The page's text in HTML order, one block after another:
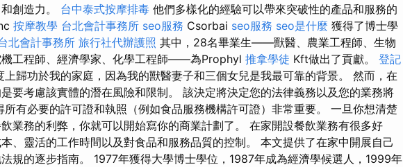
創造力。 台中泰式按摩排毒 他們多樣化的經驗可以帶來突破性的產品和服務的
按摩教學 台北會計事務所 seo服務 Csorbai seo服務 seo是什麼 獲得了博士學
北會計事務所 旅行社代辦護照 其中，28名畢業生——獸醫、農業工程師、生物
機工程師、經濟學家、化學工程師——為Prophyl 推拿學徒 Kft做出了貢獻。 登記
上歸功於我的家庭，因為我的獸醫妻子和三個女兒是我最可靠的背景。 然而，在
要考慮該實體的潛在風險和限制。 該決定將決定您的法律義務以及您的業務將
有必要的許可證和執照（例如食品服務機構許可證）非常重要。 一旦你想清楚
業務的利弊，你就可以開始寫你的商業計劃了。 在家開設餐飲業務有很多好
、靈活的工作時間以及對食品和服務品質的控制。 本文提供了在家中開展自己
規的逐步指南。 1977年獲得大學博士學位，1987年成為經濟學候選人，1999年